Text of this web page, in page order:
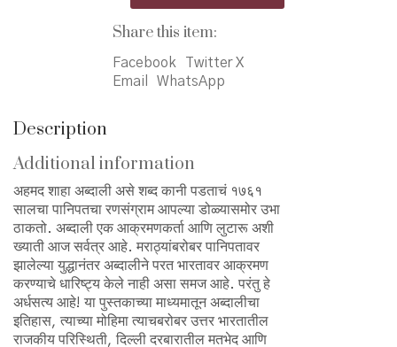
शाहा
अब्दाली
Share this item:
Facebook
Twitter X
Email
WhatsApp
Description
Additional information
अहमद शाहा अब्दाली असे शब्द कानी पडताचं १७६१
सालचा पानिपतचा रणसंग्राम आपल्या डोळ्यासमोर उभा
ठाकतो. अब्दाली एक आक्रमणकर्ता आणि लुटारू अशी
ख्याती आज सर्वत्र आहे. मराठ्यांबरोबर पानिपतावर
झालेल्या युद्धानंतर अब्दालीने परत भारतावर आक्रमण
करण्याचे धारिष्ट्य केले नाही असा समज आहे. परंतु हे
अर्धसत्य आहे! या पुस्तकाच्या माध्यमातून अब्दालीचा
इतिहास, त्याच्या मोहिमा त्याचबरोबर उत्तर भारतातील
राजकीय परिस्थिती, दिल्ली दरबारातील मतभेद आणि